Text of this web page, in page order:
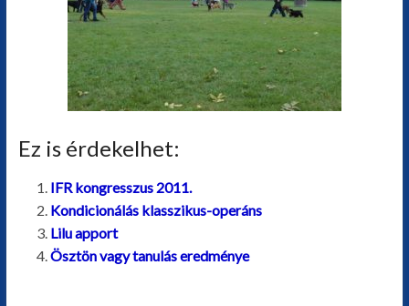
Ez is érdekelhet:
IFR kongresszus 2011.
Kondicionálás klasszikus-operáns
Lilu apport
Ösztön vagy tanulás eredménye